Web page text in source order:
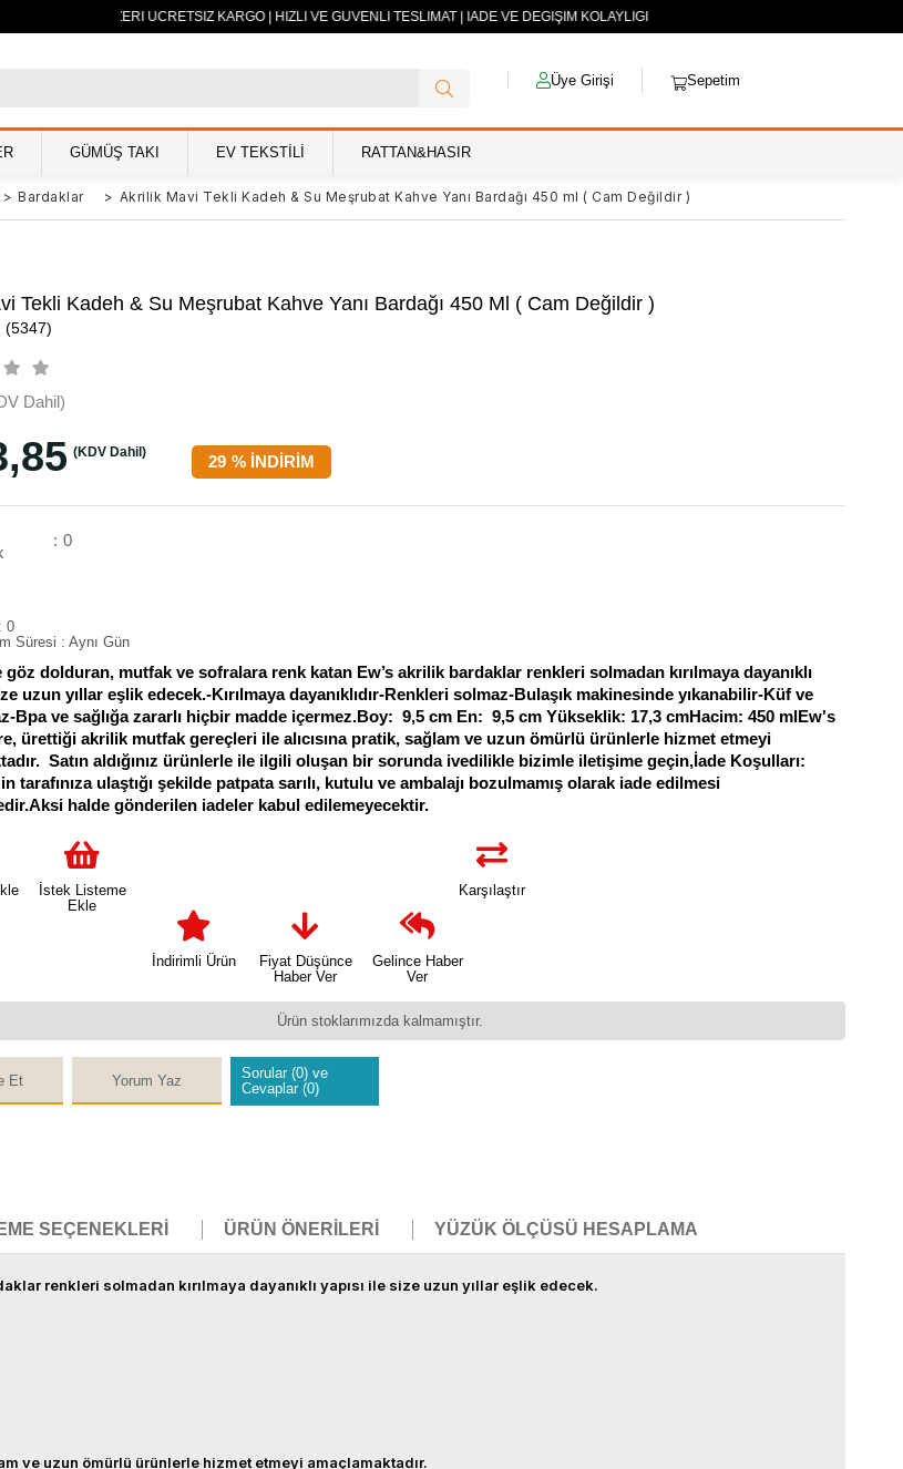
500 TL VE ÜZERİ ÜCRETSİZ KARGO | HIZLI VE GÜVENLİ TESLİMAT | İADE VE DEĞİŞİM KOLAYLIĞI
Üye Girişi Sepetim
GÜMÜŞ TAKI EV TEKSTİLİ RATTAN&HASIR
> Bardaklar > Akrilik Mavi Tekli Kadeh & Su Meşrubat Kahve Yanı Bardağı 450 ml ( Cam Değildir )
Tekli Kadeh & Su Meşrubat Kahve Yanı Bardağı 450 Ml ( Cam Değildir )
(5347)
%
29 İNDIRIM
Dahil)
(KDV Dahil)
: 0
: 0
Süresi : Aynı Gün
göz dolduran, mutfak ve sofralara renk katan Ew’s akrilik bardaklar renkleri solmadan kırılmaya dayanıklı
uzun yıllar eşlik edecek.-Kırılmaya dayanıklıdır-Renkleri solmaz-Bulaşık makinesinde yıkanabilir-Küf ve
Bpa ve sağlığa zararlı hiçbir madde içermez.Boy: 9,5 cm En: 9,5 cm Yükseklik: 17,3 cmHacim: 450 mlEw's
ürettiği akrilik mutfak gereçleri ile alıcısına pratik, sağlam ve uzun ömürlü ürünlerle hizmet etmeyi
Satın aldığınız ürünlerle ile ilgili oluşan bir sorunda ivedilikle bizimle iletişime geçin,İade Koşulları:
tarafınıza ulaştığı şekilde patpata sarılı, kutulu ve ambalajı bozulmamış olarak iade edilmesi
halde gönderilen iadeler kabul edilemeyecektir.
İstek Listeme
Ekle
Karşılaştır
İndirimli Ürün
Fiyat Düşünce
Haber Ver
Gelince Haber
Ver
Ürün stoklarımızda kalmamıştır.
Et Yorum Yaz
Sorular (0) ve
Cevaplar (0)
SEÇENEKLERI ÜRÜN ÖNERILERI YÜZÜK ÖLÇÜSÜ HESAPLAMA
renkleri solmadan kırılmaya dayanıklı yapısı ile size uzun yıllar eşlik edecek.
ve uzun ömürlü ürünlerle hizmet etmeyi amaçlamaktadır.